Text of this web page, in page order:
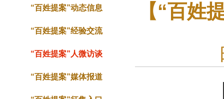
“百姓提案”动态信息
“百姓提案”经验交流
“百姓提案”人微访谈
“百姓提案”媒体报道
【“百姓